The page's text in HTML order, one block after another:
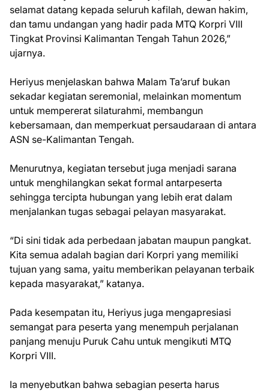
selamat datang kepada seluruh kafilah, dewan hakim,
dan tamu undangan yang hadir pada MTQ Korpri VIII
Tingkat Provinsi Kalimantan Tengah Tahun 2026,”
ujarnya.
Heriyus menjelaskan bahwa Malam Ta’aruf bukan
sekadar kegiatan seremonial, melainkan momentum
untuk mempererat silaturahmi, membangun
kebersamaan, dan memperkuat persaudaraan di antara
ASN se-Kalimantan Tengah.
Menurutnya, kegiatan tersebut juga menjadi sarana
untuk menghilangkan sekat formal antarpeserta
sehingga tercipta hubungan yang lebih erat dalam
menjalankan tugas sebagai pelayan masyarakat.
“Di sini tidak ada perbedaan jabatan maupun pangkat.
Kita semua adalah bagian dari Korpri yang memiliki
tujuan yang sama, yaitu memberikan pelayanan terbaik
kepada masyarakat,” katanya.
Pada kesempatan itu, Heriyus juga mengapresiasi
semangat para peserta yang menempuh perjalanan
panjang menuju Puruk Cahu untuk mengikuti MTQ
Korpri VIII.
Ia menyebutkan bahwa sebagian peserta harus